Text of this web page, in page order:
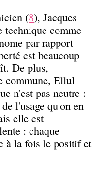
(8), Jacques
technique comme
par rapport
est beaucoup
De plus,
commune, Ellul
n'est pas neutre :
l'usage qu'on en
elle est
: chaque
à la fois le positif et